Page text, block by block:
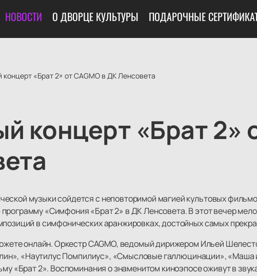
НОВОСТИ О ДВОРЦЕ КУЛЬТУРЫ ПОДАРОЧНЫЕ
концерт «Брат 2» от CAGMO в ДК Ленсовета
концерт «Брат 2»
музыки сойдется с неповторимой магией культовых
«Симфония «Брат 2» в ДК Ленсовета. В этот вечер
в симфонических аранжировках, достойных самых
онлайн. Оркестр CAGMO, ведомый дирижером Ильей
«Наутилус Помпилиус», «Смысловые галлюцинации», «Маша
«Брат 2». Воспоминания о знаменитом киноэпосе оживут в